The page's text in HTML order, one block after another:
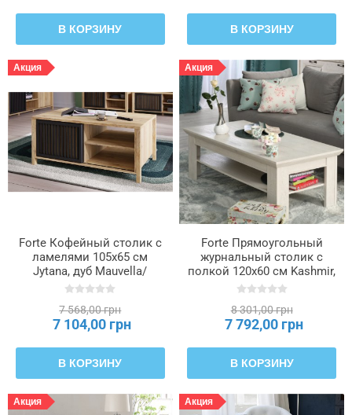
В КОРЗИНУ В КОРЗИНУ
Акция
Forte Кофейный столик с
ламелями 105x65 см
Jytana, дуб Mauvella/
черный, CFTT5161-M635
7 568,00 грн
7 104,00 грн
В КОРЗИНУ
Акция
Forte Прямоугольный
журнальный столик с
полкой 120x60 см Kashmir,
белая сосна, KSMT30-D43
8 301,00 грн
7 792,00 грн
В КОРЗИНУ
Акция Акция